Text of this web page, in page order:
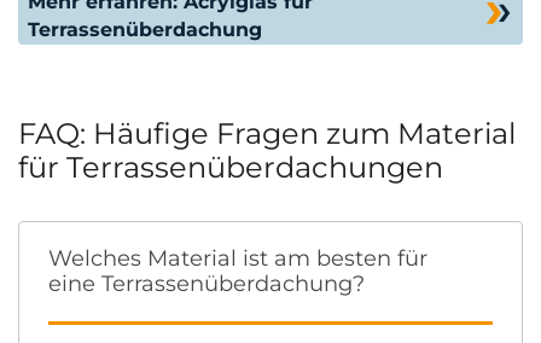
Terrassenüberdachung
FAQ: Häufige Fragen zum Material
für Terrassenüberdachungen
Welches Material ist am besten für
eine Terrassenüberdachung?